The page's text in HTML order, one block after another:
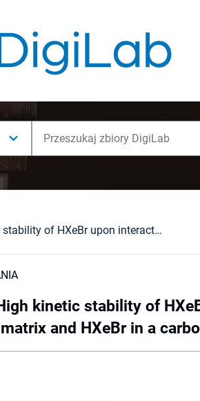
High kinetic stability of HXeBr upon interaction with carbon dioxide : HXeBr***CO2 complex in a xenon matrix and HXeBr in a carbon dioxide matrix
kinetic stability of
and HXeBr in a